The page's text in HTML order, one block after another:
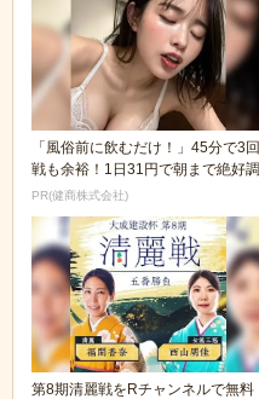
「風俗前に飲むだけ！」45分で3回
戦も余裕！1日31円で朝まで絶好調
PR(健商株式会社)
第8期清麗戦をRチャンネルで無料